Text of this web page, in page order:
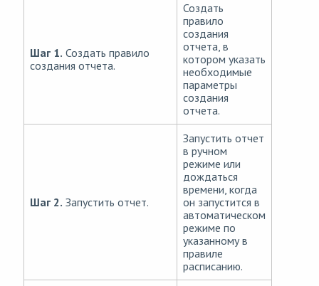
Шаг 1. Создать правило
создания отчета.
Создать
правило
создания
отчета, в
котором указать
необходимые
параметры
создания
отчета.
Шаг 2. Запустить отчет.
Запустить отчет
в ручном
режиме или
дождаться
времени, когда
он запустится в
автоматическом
режиме по
указанному в
правиле
расписанию.